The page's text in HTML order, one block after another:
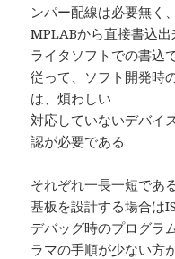
ンパー配線は必要無く
MPLABから直接書込
ライタソフトでの書込
従って、ソフト開発時
は、煩わしい
対応していないデバイ
認が必要である
それぞれ一長一短であ
基板を設計する場合は
デバッグ時のプログラ
ラマの手順が少ない方